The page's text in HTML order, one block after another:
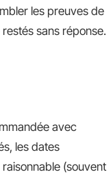
les preuves de
sans réponse.
avec
les dates
(souvent